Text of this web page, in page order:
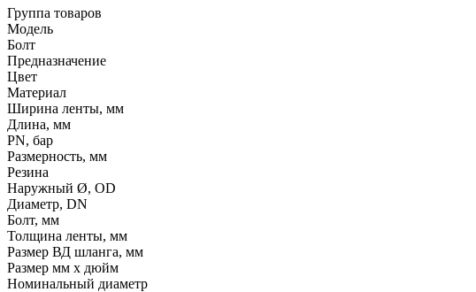
Группа товаров
Модель
Болт
Предназначение
Цвет
Материал
Ширина ленты, мм
Длина, мм
PN, бар
Размерность, мм
Резина
Наружный Ø, OD
Диаметр, DN
Болт, мм
Толщина ленты, мм
Размер ВД шланга, мм
Размер мм x дюйм
Номинальный диаметр